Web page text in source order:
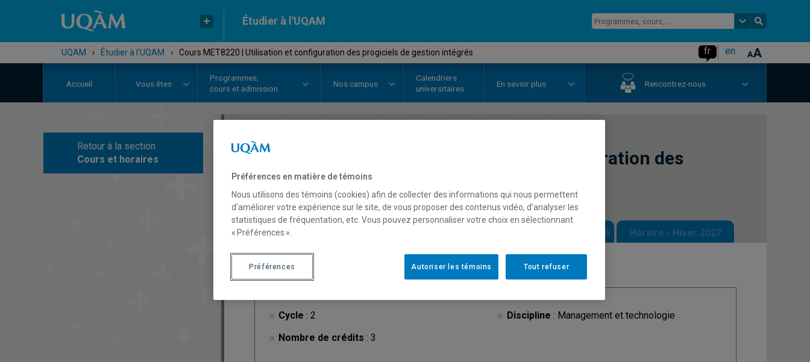
Étudier à l'UQAM
UQAM › Étudier à l'UQAM › Cours MET8220 | Utilisation et configuration des progiciels de gestion intégrés fr en
Accueil Vous êtes
Programmes,
cours et admission
Nos campus
Calendriers
universitaires
En savoir plus Rencontrez-nous
Retour à la section
Cours et horaires
COURS
Utilisation et configuration des
progiciels de gestion intégrés
Description Horaire - Automne 2026 Horaire - Hiver 2027
Cycle : 2
Nombre de crédits : 3
Discipline : Management et technologie
Préférences en matière de témoins
Nous utilisons des témoins (cookies) afin de collecter des informations qui nous permettent
d’améliorer votre expérience sur le site, de vous proposer des contenus vidéo, d’analyser les
statistiques de fréquentation, etc. Vous pouvez personnaliser votre choix en sélectionnant
« Préférences ».
Tout refuser
Autoriser les témoins
Préférences